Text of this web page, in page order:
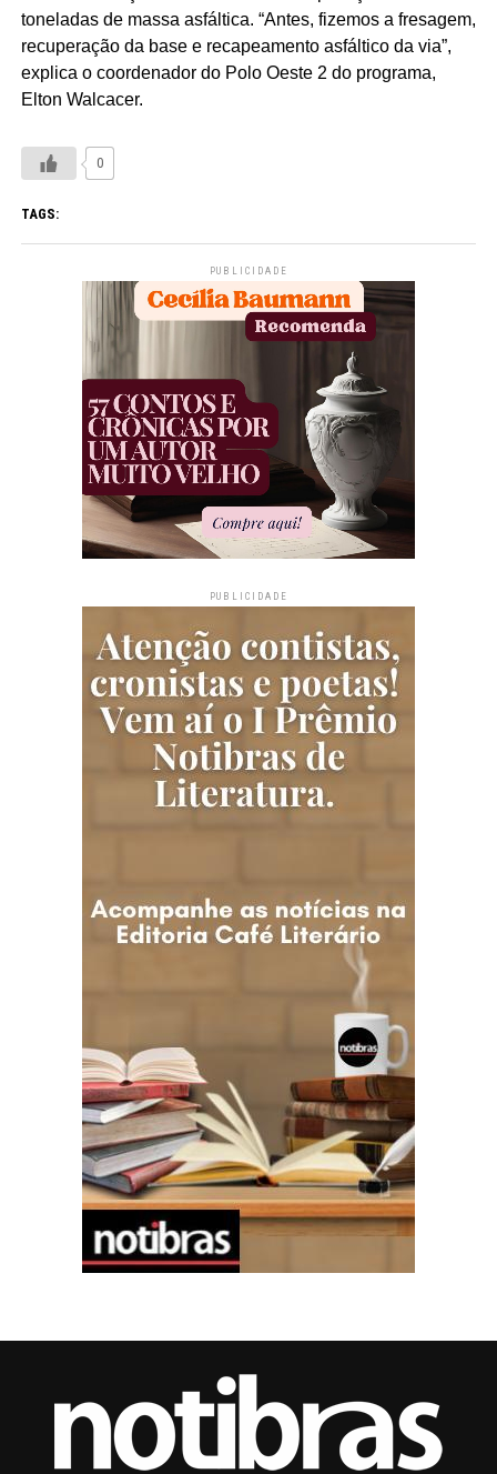
toneladas de massa asfáltica. “Antes, fizemos a fresagem,
recuperação da base e recapeamento asfáltico da via”,
explica o coordenador do Polo Oeste 2 do programa,
Elton Walcacer.
0
TAGS:
PUBLICIDADE
PUBLICIDADE